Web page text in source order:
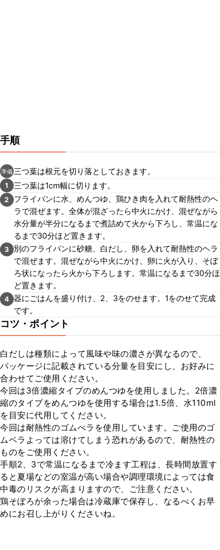
手順
準備 三つ葉は根元を切り落としておきます。
1 三つ葉は1cm幅に切ります。
2
フライパンに水、めんつゆ、鶏ひき肉を入れて耐熱性のヘ
ラで混ぜます。全体が混ざったら中火にかけ、混ぜながら
水分量が半分になるまで煮詰めて火から下ろし、常温にな
るまで30分ほど置きます。
3
別のフライパンに砂糖、白だし、卵を入れて耐熱性のヘラ
で混ぜます。混ぜながら中火にかけ、卵に火が入り、そぼ
ろ状になったら火から下ろします。常温になるまで30分ほ
ど置きます。
4 器にごはんを盛り付け、2、3をのせます。1をのせて完成
です。
コツ・ポイント
白だしは種類によって風味や味の濃さが異なるので、
パッケージに記載されている分量を目安にし、お好みに
合わせてご使用ください。
今回は3倍濃縮タイプのめんつゆを使用しました。2倍濃
縮のタイプをめんつゆを使用する場合は1.5倍、水110ml
を目安に代用してください。
今回は耐熱性のゴムべラを使用しています。ご使用のゴ
ムベラよっては溶けてしまう恐れがあるので、耐熱性の
ものをご使用ください。
手順2、3で常温になるまで冷ます工程は、長時間放置す
ると夏場などの室温が高い場合や調理環境によっては食
中毒のリスクが高まりますので、ご注意ください。
鶏そぼろが余った場合は冷蔵庫で保存し、なるべくお早
めにお召し上がりくださいね。